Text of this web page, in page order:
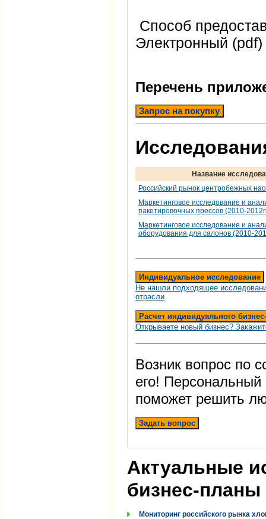
Способ
Электронный (pdf)
Перечень
Запрос на покупку
Название
Российский рынок центробежных
Маркетинговое исследование и
пакетировочных прессов (2010-
Маркетинговое исследование и
оборудования для салонов (2010-
Индивидуальное исследование
Не нашли подходящее
отрасли
Расчет индивидуального
Открываете новый бизнес?
Возник вопрос по
его!
поможет решить
Задать вопрос
Актуальные
бизнес-планы
Мониторинг российского рынка